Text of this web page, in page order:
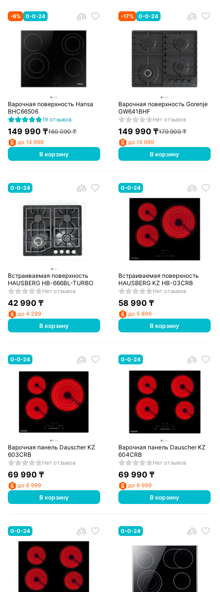
-6% 0-0-24
Варочная поверхность Hansa
BHC66506
19 отзывов
149 990₸160 090₸
до 14 999
В корзину
-17% 0-0-24
Варочная поверхность Gorenje
GW641BHF
Нет отзывов
149 990 ₸179 900₸
до 14 999
В корзину
0-0-24
Встраиваемая поверхность
HAUSBERG HB-666BL-TURBO
Нет отзывов
42 990₸
до 4 299
В корзину
0-0-24
Встраиваемая поверхность
HAUSBERG KZ HB-03CRB
Нет отзывов
58 990 ₸
до 5 899
В корзину
0-0-24
Варочная панель Dauscher KZ
603CRB
Нет отзывов
69 990₸
до 6 999
В корзину
0-0-24
Варочная панель Dauscher KZ
604CRB
Нет отзывов
69 990 ₸
до 6 999
В корзину
0-0-24 0-0-24